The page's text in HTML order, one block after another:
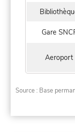
Gare
Aeroport
Source : Base